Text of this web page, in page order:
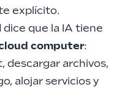
explícito.
dice que la IA tiene
computer:
descargar archivos,
alojar servicios y